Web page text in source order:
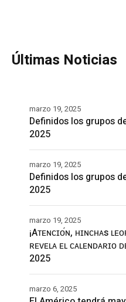
Últimas Noticias
Definidos los grupos
2025
marzo 19, 2025
Definidos los grupos
2025
marzo 19, 2025
¡Aᴛᴇɴᴄɪᴏ́ɴ, ʜɪɴᴄʜᴀs
ʀᴇᴠᴇʟᴀ ᴇʟ ᴄᴀʟᴇɴᴅᴀʀɪᴏ
2025
marzo 19, 2025
marzo 6, 2025